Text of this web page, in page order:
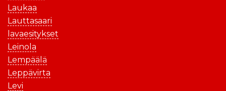
Laukaa
Lauttasaari
lavaesitykset
Leinola
Lempäälä
Leppävirta
Levi